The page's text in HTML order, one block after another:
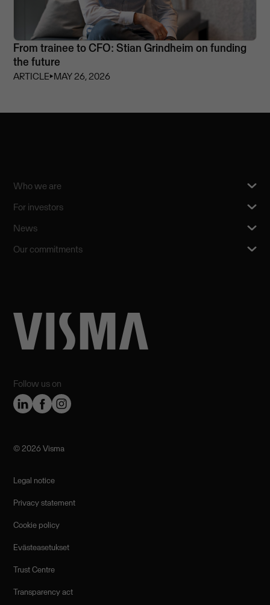
From trainee to CFO: Stian Grindheim on funding
the future
ARTICLE⏵MAY 26, 2026
Follow us on
Who we are
For investors
News
Our commitments
©️ 2026 Visma
Legal notice
Privacy statement
Cookie policy
Evästeasetukset
Trust Centre
Transparency act